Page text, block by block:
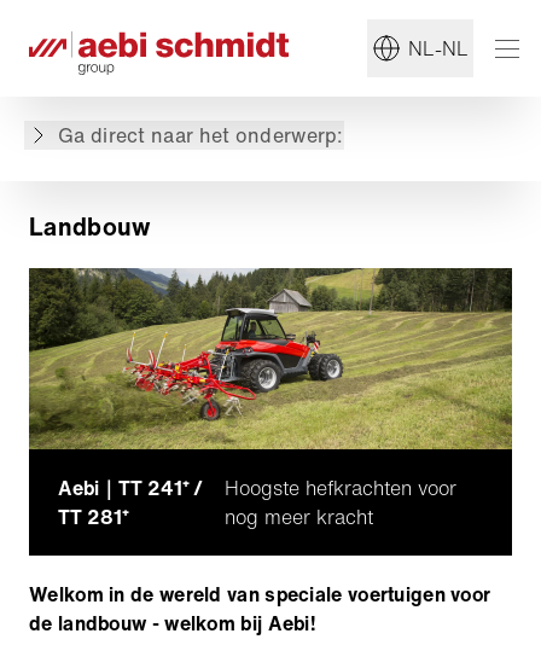
NL-NL
Ga direct naar het onderwerp:
Landbouw
Uitgelichte blogberichten
Landbouw
Aebi｜TT 241⁺ /
TT 281⁺
Hoogste hefkrachten voor
nog meer kracht
Welkom in de wereld van speciale voertuigen voor
de landbouw - welkom bij Aebi!